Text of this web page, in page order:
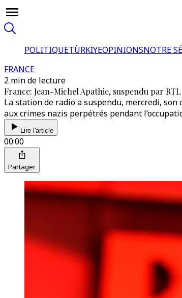
POLITIQUETÜRKİYEOPINIONSNOTRE
FRANCE
2 min de lecture
France: Jean-Michel Apathie, suspendu par RTL
La station de radio a suspendu, mercredi,
aux crimes nazis perpétrés pendant
Lire l'article
00:00
Partager